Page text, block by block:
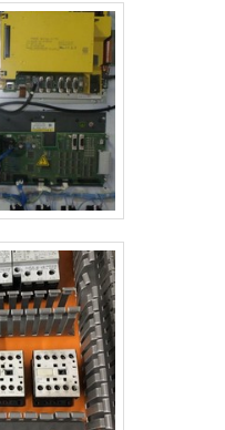
todas as demandas.
a uma equipe com
de alta
de excelência de
deve prezar pelos
qualidade e precisão,
e podem gerar
muitas
conhecimento e
atuação. Por que a
é destaque quando
painel elétrico em
E
que há de melhor no